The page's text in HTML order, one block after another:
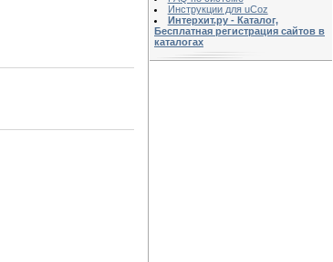
Инструкции для uCoz
Интерхит.ру - Каталог,
Бесплатная регистрация сайтов в
каталогах